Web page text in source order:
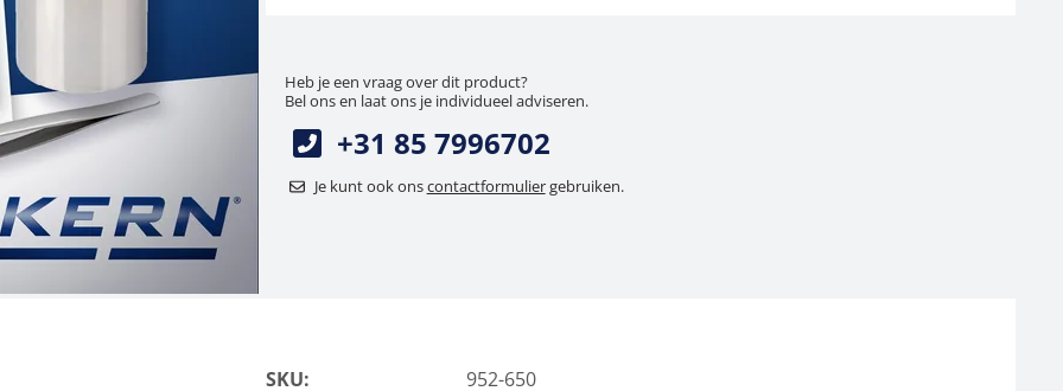
Heb je een vraag over dit product?
Bel ons en laat ons je individueel adviseren.
+31 85 7996702
Je kunt ook onscontactformuliergebruiken.
SKU:
952-650